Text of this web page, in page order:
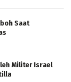
Saat
Militer Israel